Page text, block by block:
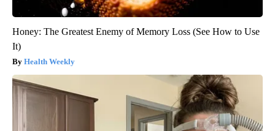
Honey: The Greatest Enemy of Memory Loss (See How to Use
It)
Health Weekly